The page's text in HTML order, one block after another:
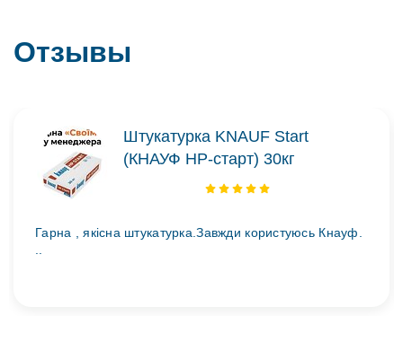
Отзывы
Штукатурка KNAUF Start
(КНАУФ НР-старт) 30кг
Гарна , якісна штукатурка.Завжди користуюсь Кнауф.
..